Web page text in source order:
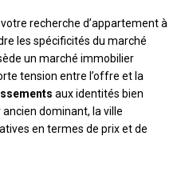
recherche d’appartement à
les spécificités du marché
un marché immobilier
tension entre l’offre et la
aux identités bien
dominant, la ville
en termes de prix et de